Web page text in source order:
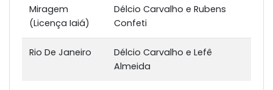
Miragem
(Licença Iaiá)
Délcio Carvalho e Rubens
Confeti
Rio De Janeiro
Délcio Carvalho e Lefê
Almeida